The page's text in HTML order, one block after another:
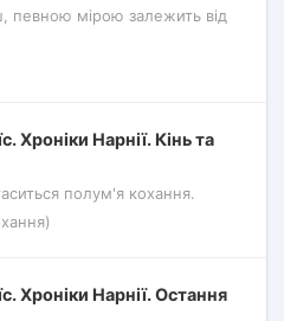
певною мірою залежить від
Хроніки Нарнії. Кінь та
полум'я кохання.
Хроніки Нарнії. Остання